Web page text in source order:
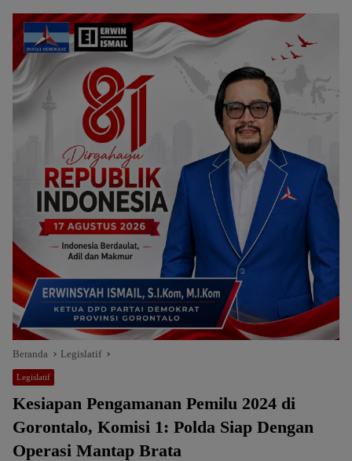
Beranda Legislatif
Legislatif
Kesiapan Pengamanan Pemilu 2024 di
Gorontalo, Komisi 1: Polda Siap Dengan
Operasi Mantap Brata